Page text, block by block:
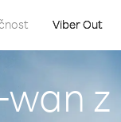
Viber Out